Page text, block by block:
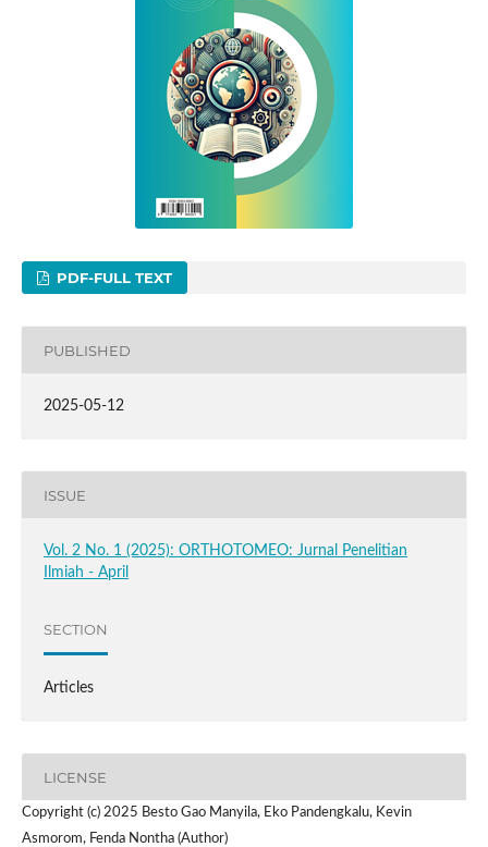
PDF-FULL TEXT
PUBLISHED
2025-05-12
ISSUE
Vol. 2 No. 1 (2025): ORTHOTOMEO: Jurnal Penelitian
Ilmiah - April
SECTION
Articles
LICENSE
Copyright (c) 2025 Besto Gao Manyila, Eko Pandengkalu, Kevin
Asmorom, Fenda Nontha (Author)